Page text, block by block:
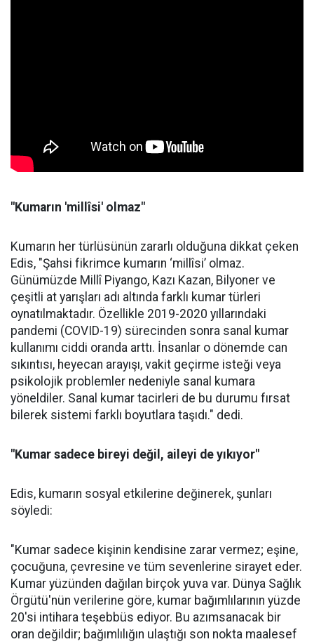
"Kumarın 'millîsi' olmaz"
Kumarın her türlüsünün zararlı olduğuna dikkat çeken
Edis, "Şahsi fikrimce kumarın ‘millîsi’ olmaz.
Günümüzde Millî Piyango, Kazı Kazan, Bilyoner ve
çeşitli at yarışları adı altında farklı kumar türleri
oynatılmaktadır. Özellikle 2019-2020 yıllarındaki
pandemi (COVID-19) sürecinden sonra sanal kumar
kullanımı ciddi oranda arttı. İnsanlar o dönemde can
sıkıntısı, heyecan arayışı, vakit geçirme isteği veya
psikolojik problemler nedeniyle sanal kumara
yöneldiler. Sanal kumar tacirleri de bu durumu fırsat
bilerek sistemi farklı boyutlara taşıdı." dedi.
"Kumar sadece bireyi değil, aileyi de yıkıyor"
Edis, kumarın sosyal etkilerine değinerek, şunları
söyledi:
"Kumar sadece kişinin kendisine zarar vermez; eşine,
çocuğuna, çevresine ve tüm sevenlerine sirayet eder.
Kumar yüzünden dağılan birçok yuva var. Dünya Sağlık
Örgütü'nün verilerine göre, kumar bağımlılarının yüzde
20'si intihara teşebbüs ediyor. Bu azımsanacak bir
oran değildir; bağımlılığın ulaştığı son nokta maalesef